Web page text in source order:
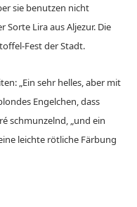
sie benutzen nicht
Lira aus Aljezur. Die
Fest der Stadt.
„Ein sehr helles, aber mit
Engelchen, dass
schmunzelnd, „und ein
leichte rötliche Färbung